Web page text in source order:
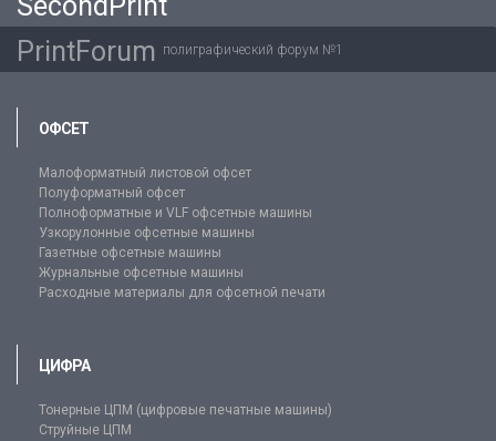
PrintForum полиграфический форум №1
ОФСЕТ
Малоформатный листовой офсет
Полуформатный офсет
Полноформатные и VLF офсетные машины
Узкорулонные офсетные машины
Газетные офсетные машины
Журнальные офсетные машины
Расходные материалы для офсетной печати
ЦИФРА
Тонерные ЦПМ (цифровые печатные машины)
Струйные ЦПМ